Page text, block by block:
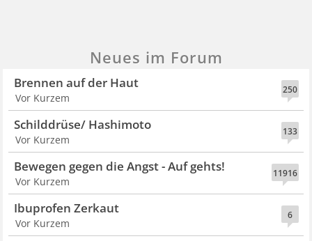
Neues im Forum
250
Brennen auf der Haut
Vor Kurzem
133
Schilddrüse/ Hashimoto
Vor Kurzem
11916
Bewegen gegen die Angst - Auf gehts!
Vor Kurzem
6
Ibuprofen Zerkaut
Vor Kurzem